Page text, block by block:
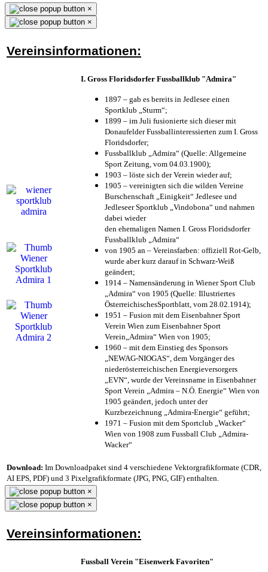
×
×
Vereinsinformationen:
I. Gross Floridsdorfer Fussballklub "Admira"
1897 – gab es bereits in Jedlesee einen
Sportklub „Sturm“;
1899 – im Juli fusionierte sich dieser mit
Donaufelder Fussballinteressierten zum I. Gross
Floridsdorfer;
Fussballklub „Admira“ (Quelle: Allgemeine
Sport Zeitung, vom 04.03.1900);
1903 – löste sich der Verein wieder auf;
1905 – vereinigten sich die wilden Vereine
Burschenschaft „Einigkeit“ Jedlesee und
Jedleseer Sportklub „Vindobona“ und nahmen
dabei wieder
den ehemaligen Namen I. Gross Floridsdorfer
Fussballklub „Admira“
von 1905 an – Vereinsfarben: offiziell Rot-Gelb,
wurde aber kurz darauf in Schwarz-Weiß
geändert;
1914 – Namensänderung in Wiener Sport Club
„Admira“ von 1905 (Quelle: Illustriertes
ÖsterreichischesSportblatt, vom 28.02.1914);
1951 – Fusion mit dem Eisenbahner Sport
Verein Wien zum Eisenbahner Sport
Verein„Admira“ Wien von 1905;
1960 – mit dem Einstieg des Sponsors
„NEWAG-NIOGAS“, dem Vorgänger des
niederösterreichischen Energieversorgers
„EVN“, wurde der Vereinsname in Eisenbahner
Sport Verein „Admira – N.Ö. Energie“ Wien von
1905 geändert, jedoch unter der
Kurzbezeichnung „Admira-Energie“ geführt;
1971 – Fusion mit dem Sportclub „Wacker“
Wien von 1908 zum Fussball Club „Admira-
Wacker“
Download: Im Downloadpaket sind 4 verschiedene Vektorgrafikformate (CDR,
AI EPS, PDF) und 3 Pixelgrafikformate (JPG, PNG, GIF) enthalten.
×
×
Vereinsinformationen:
Fussball Verein "Eisenwerk Favoriten"